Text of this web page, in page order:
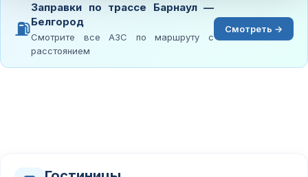
⛽
Заправки по трассе Барнаул —
Белгород
Смотрите все АЗС по маршруту с
расстоянием
Смотреть →